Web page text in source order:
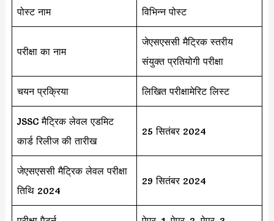
पोस्ट नाम विभिन्न पोस्ट
परीक्षा का नाम
जेएसएससी मैट्रिक स्तरीय
संयुक्त प्रतियोगी परीक्षा
चयन प्रक्रिया लिखित परीक्षामेरिट लिस्ट
JSSC मैट्रिक लेवल एडमिट
कार्ड रिलीज की तारीख
25 सितंबर 2024
जेएसएससी मैट्रिक लेवल परीक्षा
तिथि 2024
29 सितंबर 2024